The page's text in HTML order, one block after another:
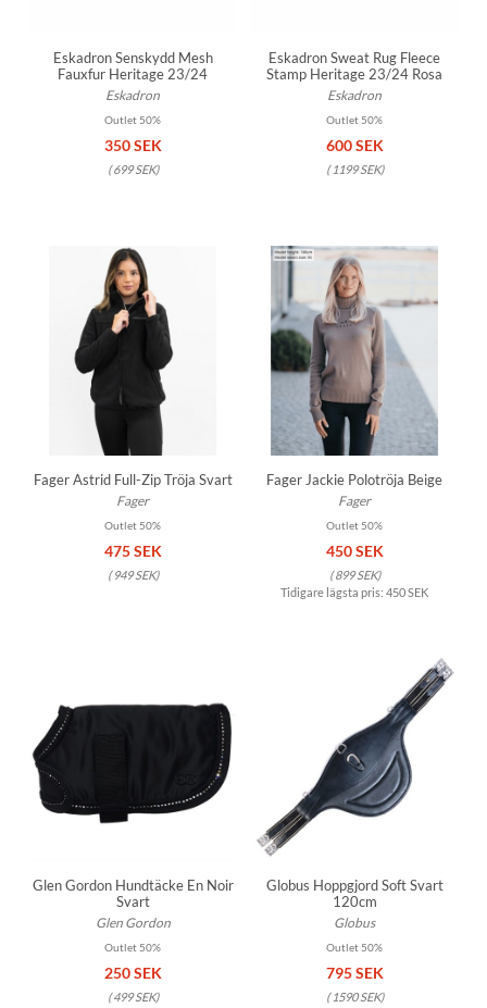
Eskadron Senskydd Mesh
Fauxfur Heritage 23/24
Eskadron
Outlet 50%
350 SEK
(699 SEK)
Eskadron Sweat Rug Fleece
Stamp Heritage 23/24 Rosa
Eskadron
Outlet 50%
600 SEK
(1199 SEK)
Fager Astrid Full-Zip Tröja Svart
Fager
Outlet 50%
475 SEK
(949 SEK)
Fager Jackie Polotröja Beige
Fager
Outlet 50%
450 SEK
(899 SEK)
Tidigare lägsta pris: 450 SEK
Glen Gordon Hundtäcke En Noir
Svart
Glen Gordon
Outlet 50%
250 SEK
(499 SEK)
Globus Hoppgjord Soft Svart
120cm
Globus
Outlet 50%
795 SEK
(1590 SEK)